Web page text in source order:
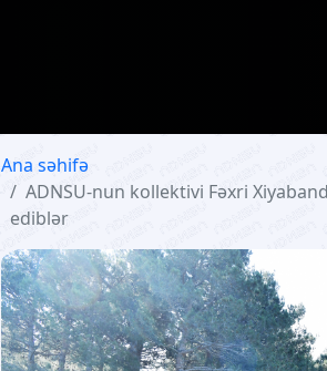
Ana səhifə
ADNSU-nun kollektivi Fəxri
ediblər